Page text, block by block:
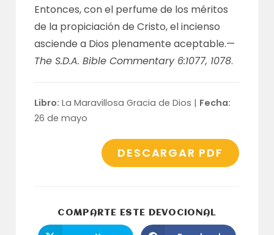
Entonces, con el perfume de los méritos
de la propiciación de Cristo, el incienso
asciende a Dios plenamente aceptable.—
The S.D.A. Bible Commentary 6:1077, 1078.
Libro: La Maravillosa Gracia de Dios | Fecha:
26 de mayo
DESCARGAR PDF
COMPARTE ESTE DEVOCIONAL